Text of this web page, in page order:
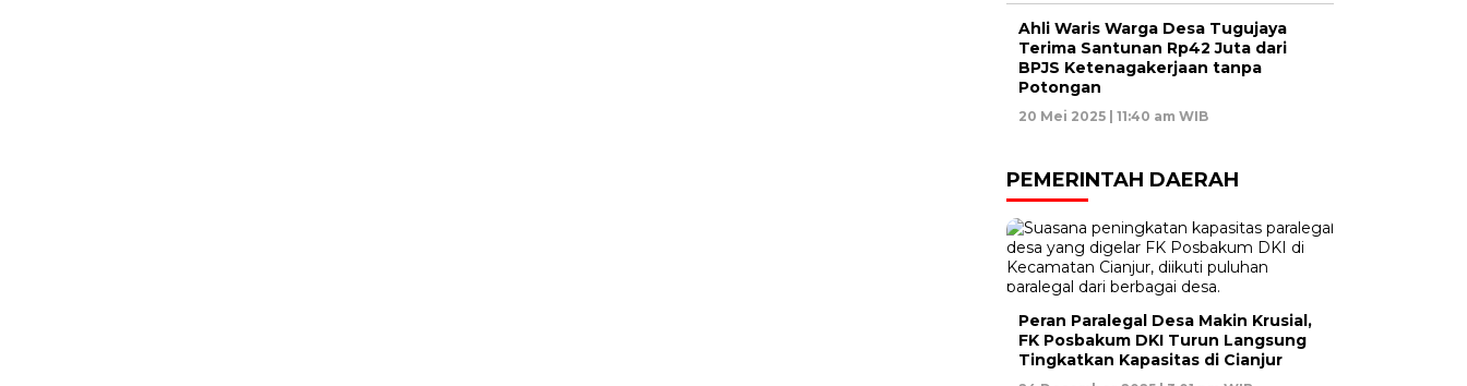
Ahli Waris Warga Desa Tugujaya
Terima Santunan Rp42 Juta dari
BPJS Ketenagakerjaan tanpa
Potongan
20 Mei 2025 | 11:40 am WIB
PEMERINTAH DAERAH
Peran Paralegal Desa Makin Krusial,
FK Posbakum DKI Turun Langsung
Tingkatkan Kapasitas di Cianjur